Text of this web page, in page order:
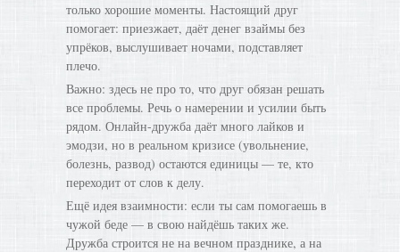
только хорошие моменты. Настоящий друг
помогает: приезжает, даёт денег взаймы без
упрёков, выслушивает ночами, подставляет
плечо.
Важно: здесь не про то, что друг обязан решать
все проблемы. Речь о намерении и усилии быть
рядом. Онлайн-дружба даёт много лайков и
эмодзи, но в реальном кризисе (увольнение,
болезнь, развод) остаются единицы — те, кто
переходит от слов к делу.
Ещё идея взаимности: если ты сам помогаешь в
чужой беде — в свою найдёшь таких же.
Дружба строится не на вечном празднике, а на